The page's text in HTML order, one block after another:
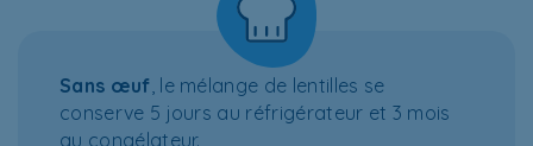
Sans œuf, le mélange de lentilles se
conserve 5 jours au réfrigérateur et 3 mois
au congélateur.